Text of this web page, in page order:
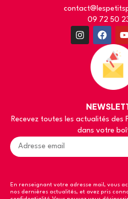
09 72 50
Recevez toutes les actualités des
dans votre
En renseignant votre adresse mail, vous
nos dernières actualités, et avez pris